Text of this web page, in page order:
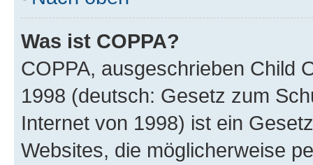
Was ist COPPA?
COPPA, ausgeschrieben Child
1998 (deutsch: Gesetz zum
Internet von 1998) ist ein
Websites, die möglicherweise